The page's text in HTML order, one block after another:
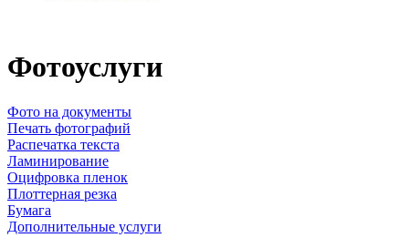
Фотоуслуги
Фото на документы
Печать фотографий
Распечатка текста
Ламинирование
Оцифровка пленок
Плоттерная резка
Бумага
Дополнительные услуги